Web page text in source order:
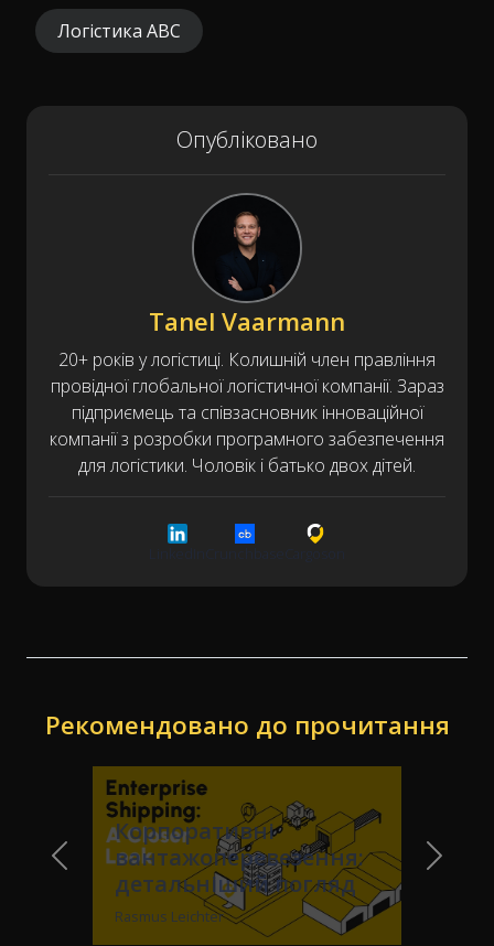
Логістика ABC
Опубліковано
Tanel Vaarmann
20+ років у логістиці. Колишній член правління
провідної глобальної логістичної компанії. Зараз
підприємець та співзасновник інноваційної
компанії з розробки програмного забезпечення
для логістики. Чоловік і батько двох дітей.
Рекомендовано до прочитання
Корпоративні
вантажоперевезення:
детальніший погляд
Rasmus Leichter
Previous Slide Next